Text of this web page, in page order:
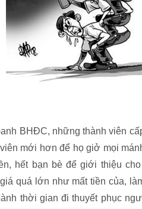
BHĐC, những thành viên
mới hơn để họ giở mọi
hết bạn bè để giới thiệu
quá lớn như mất tiền của,
thời gian đi thuyết phục